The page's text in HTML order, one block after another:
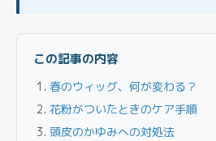
この記事の内容
春のウィッグ、何が変わる？
花粉がついたときのケア手順
頭皮のかゆみへの対処法